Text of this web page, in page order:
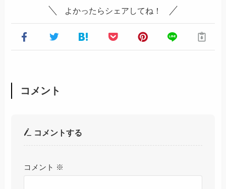
よかったらシェアしてね！
コメント
コメントする
コメント ※